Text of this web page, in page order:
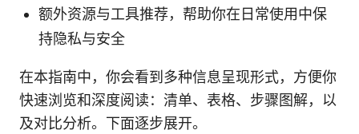
额外资源与工具推荐，帮助你在日常使用中保
持隐私与安全
在本指南中，你会看到多种信息呈现形式，方便你
快速浏览和深度阅读：清单、表格、步骤图解，以
及对比分析。下面逐步展开。